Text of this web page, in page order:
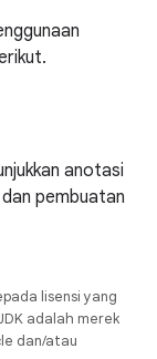
anotasi
pembuatan
lisensi yang
adalah merek
dan/atau